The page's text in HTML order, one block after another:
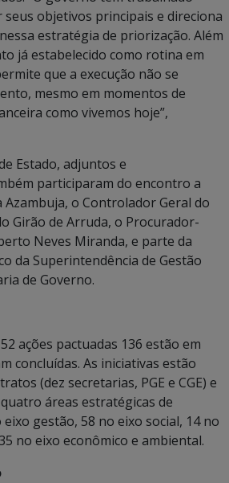
objetivos principais e direciona
estratégia de priorização. Além
já estabelecido como rotina em
que a execução não se
mesmo em momentos de
como vivemos hoje”,
Estado, adjuntos e
participaram do encontro a
o Controlador Geral do
Girão de Arruda, o Procurador-
Neves Miranda, e parte da
da Superintendência de Gestão
de Governo.
ações pactuadas 136 estão em
concluídas. As iniciativas estão
(dez secretarias, PGE e CGE) e
áreas estratégicas de
gestão, 58 no eixo social, 14 no
no eixo econômico e ambiental.